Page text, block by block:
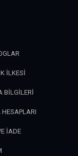
İLKESİ
BİLGİLERİ
İADE